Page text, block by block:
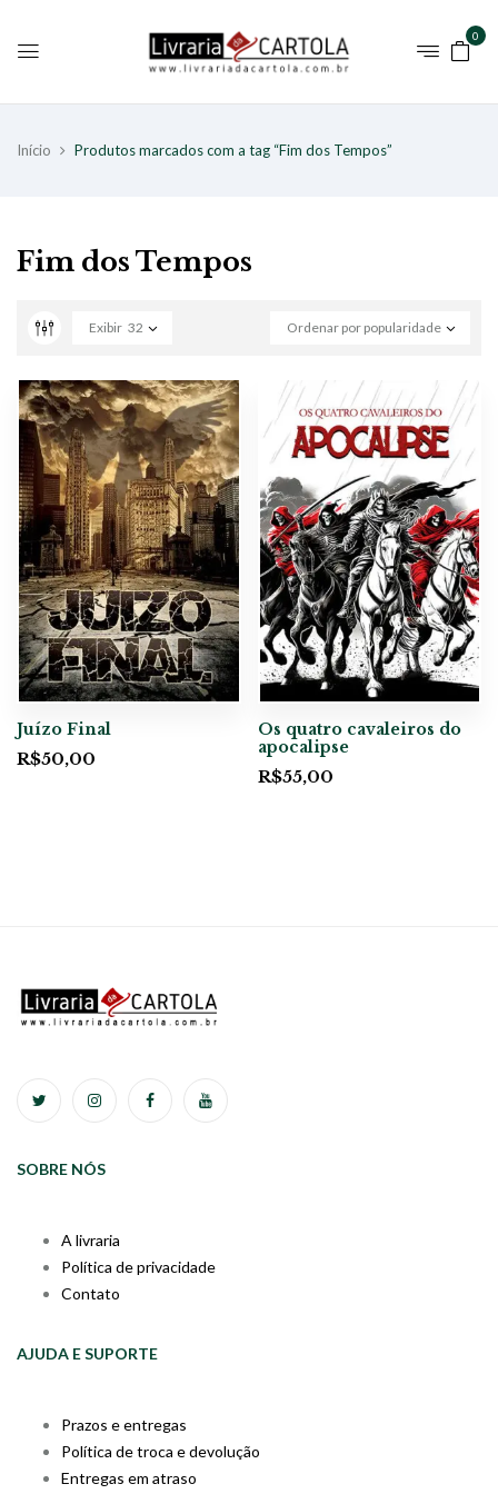
0
Início Produtos marcados com a tag “Fim dos Tempos”
Fim dos Tempos
Ordenar por popularidade
Exibir 32
Juízo Final
R$50,00
Os quatro cavaleiros do
apocalipse
R$55,00
SOBRE NÓS
A livraria
Política de privacidade
Contato
AJUDA E SUPORTE
Prazos e entregas
Política de troca e devolução
Entregas em atraso